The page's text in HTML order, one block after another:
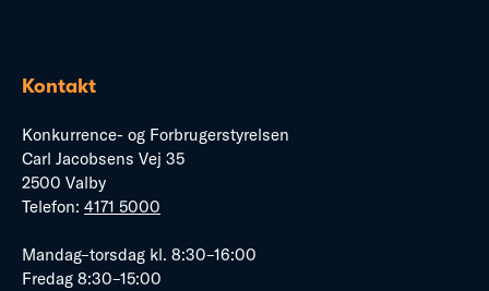
Kontakt
Konkurrence- og Forbrugerstyrelsen
Carl Jacobsens Vej 35
2500 Valby
Telefon: 4171 5000
Mandag–torsdag kl. 8:30–16:00
Fredag 8:30–15:00